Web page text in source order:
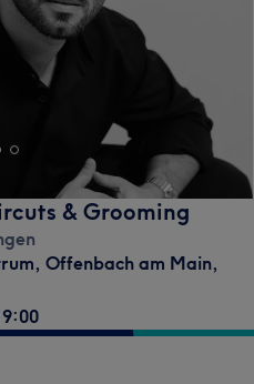
& Grooming
, Offenbach am Main,